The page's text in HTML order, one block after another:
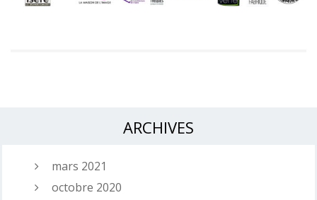
ARCHIVES
mars 2021
octobre 2020